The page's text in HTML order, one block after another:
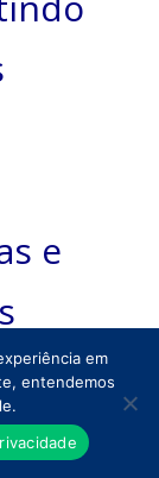
e
dos
em
entendemos